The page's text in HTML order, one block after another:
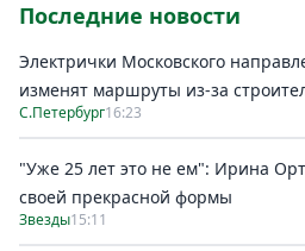
Последние новости
Электрички Московского
изменят маршруты из-за
С.Петербург16:23
"Уже 25 лет это не ем": Ирина
своей прекрасной формы
Звезды15:11